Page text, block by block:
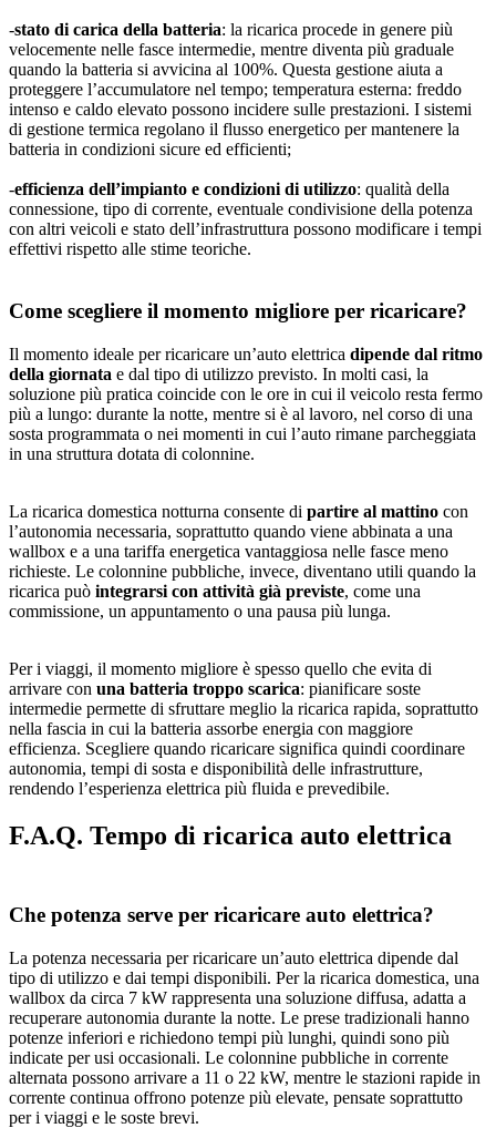
-stato di carica della batteria: la ricarica procede in genere più
velocemente nelle fasce intermedie, mentre diventa più graduale
quando la batteria si avvicina al 100%. Questa gestione aiuta a
proteggere l’accumulatore nel tempo; temperatura esterna: freddo
intenso e caldo elevato possono incidere sulle prestazioni. I sistemi
di gestione termica regolano il flusso energetico per mantenere la
batteria in condizioni sicure ed efficienti;
-efficienza dell’impianto e condizioni di utilizzo: qualità della
connessione, tipo di corrente, eventuale condivisione della potenza
con altri veicoli e stato dell’infrastruttura possono modificare i tempi
effettivi rispetto alle stime teoriche.
Come scegliere il momento migliore per ricaricare?
Il momento ideale per ricaricare un’auto elettrica dipende dal ritmo
della giornata e dal tipo di utilizzo previsto. In molti casi, la
soluzione più pratica coincide con le ore in cui il veicolo resta fermo
più a lungo: durante la notte, mentre si è al lavoro, nel corso di una
sosta programmata o nei momenti in cui l’auto rimane parcheggiata
in una struttura dotata di colonnine.
La ricarica domestica notturna consente di partire al mattino con
l’autonomia necessaria, soprattutto quando viene abbinata a una
wallbox e a una tariffa energetica vantaggiosa nelle fasce meno
richieste. Le colonnine pubbliche, invece, diventano utili quando la
ricarica può integrarsi con attività già previste, come una
commissione, un appuntamento o una pausa più lunga.
Per i viaggi, il momento migliore è spesso quello che evita di
arrivare con una batteria troppo scarica: pianificare soste
intermedie permette di sfruttare meglio la ricarica rapida, soprattutto
nella fascia in cui la batteria assorbe energia con maggiore
efficienza. Scegliere quando ricaricare significa quindi coordinare
autonomia, tempi di sosta e disponibilità delle infrastrutture,
rendendo l’esperienza elettrica più fluida e prevedibile.
F.A.Q. Tempo di ricarica auto elettrica
Che potenza serve per ricaricare auto elettrica?
La potenza necessaria per ricaricare un’auto elettrica dipende dal
tipo di utilizzo e dai tempi disponibili. Per la ricarica domestica, una
wallbox da circa 7 kW rappresenta una soluzione diffusa, adatta a
recuperare autonomia durante la notte. Le prese tradizionali hanno
potenze inferiori e richiedono tempi più lunghi, quindi sono più
indicate per usi occasionali. Le colonnine pubbliche in corrente
alternata possono arrivare a 11 o 22 kW, mentre le stazioni rapide in
corrente continua offrono potenze più elevate, pensate soprattutto
per i viaggi e le soste brevi.